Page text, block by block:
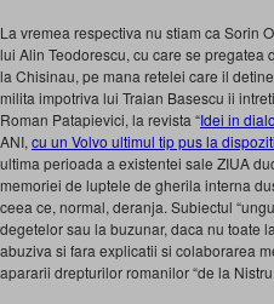
La vremea respectiva nu stiam ca Sorin
lui Alin Teodorescu, cu care se
la Chisinau, pe mana retelei care il
milita impotriva lui Traian Basescu ii
Roman Patapievici, la revista “Idei in
ANI, cu un Volvo ultimul tip pus la
ultima perioada a existentei sale ZIUA
memoriei de luptele de gherila interna
ceea ce, normal, deranja. Subiectul
degetelor sau la buzunar, daca nu toate
abuziva si fara explicatii si colaborarea
apararii drepturilor romanilor “de la Nistru